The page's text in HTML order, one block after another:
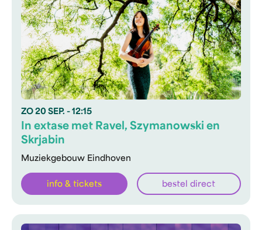
ZO 20 SEP. - 12:15
Muziekgebouw Eindhoven
In extase met Ravel, Szymanowski en
Skrjabin
info & tickets bestel direct